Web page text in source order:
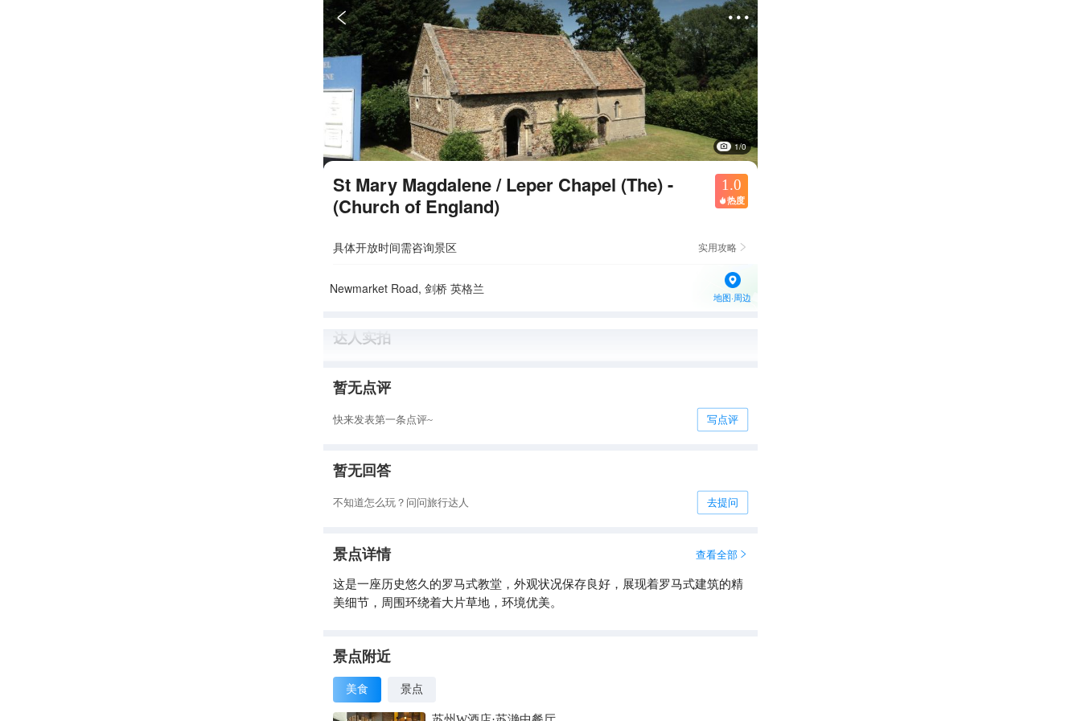
 
1/0
St Mary Magdalene / Leper Chapel (The) -
(Church of England)
1.0
 热度
具体开放时间需咨询景区 实用攻略 
Newmarket Road, 剑桥 英格兰
地图·周边
达人实拍
暂无点评
快来发表第一条点评~ 写点评
暂无回答
不知道怎么玩？问问旅行达人 去提问
景点详情 查看全部 
这是一座历史悠久的罗马式教堂，外观状况保存良好，展现着罗马式建筑的精
美细节，周围环绕着大片草地，环境优美。
景点附近
美食 景点